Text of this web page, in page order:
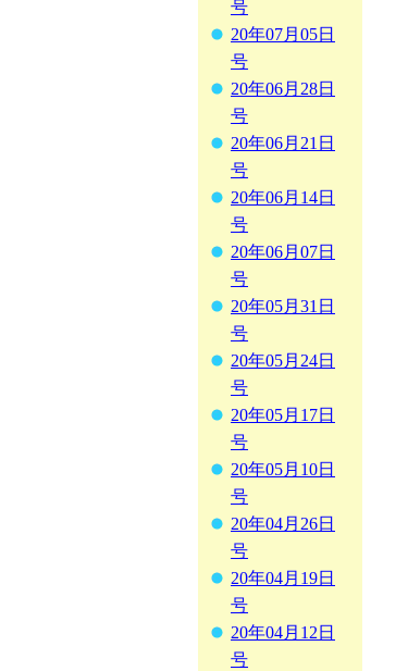
号
20年07月05日
号
20年06月28日
号
20年06月21日
号
20年06月14日
号
20年06月07日
号
20年05月31日
号
20年05月24日
号
20年05月17日
号
20年05月10日
号
20年04月26日
号
20年04月19日
号
20年04月12日
号